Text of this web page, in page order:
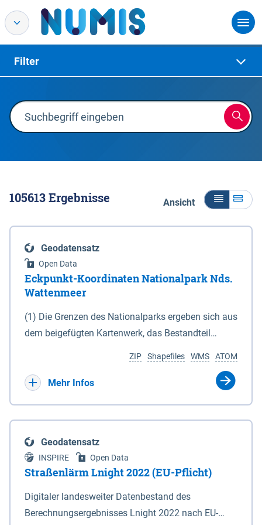
Filter
105613Ergebnisse Ansicht
Geodatensatz
Open Data
Eckpunkt-Koordinaten Nationalpark Nds.
Wattenmeer
(1) Die Grenzen des Nationalparks ergeben sich aus
dem beigefügten Kartenwerk, das Bestandteil
(DTK) im Maßstab 1 : 100 000 (Anlage 2), 2.
verkleinerte Amtliche Karte 1 : 5 000 (AK5) im
projizierte Koordinaten im Europäischen
Terrestrischen Referenzsystem 1989 (ETRS 89) mit
der Universalen Transversalen Mercator-Abbildung
bezogen auf die Zone 32 N (UTM 32N) dargestellt
(Anlage 4); Gleiches gilt für die geografischen
ATOM
WMS
Shapefiles
ZIP
Mehr Infos
Geodatensatz
INSPIRE Open Data
Straßenlärm Lnight 2022 (EU-Pflicht)
Digitaler landesweiter Datenbestand des
Berechnungsergebnisses Lnight 2022 nach EU-